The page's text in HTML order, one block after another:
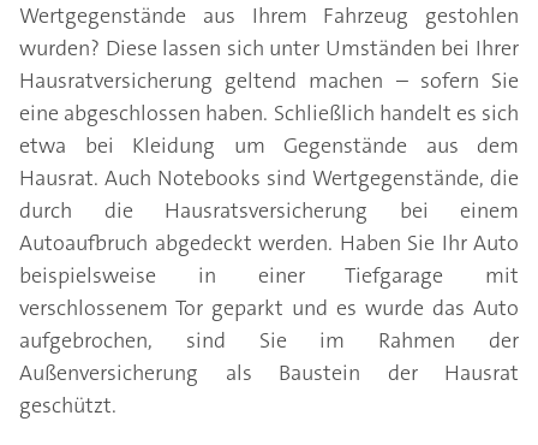
Wertgegenstände aus Ihrem Fahrzeug gestohlen
wurden? Diese lassen sich unter Umständen bei Ihrer
Hausratversicherung geltend machen – sofern Sie
eine abgeschlossen haben. Schließlich handelt es sich
etwa bei Kleidung um Gegenstände aus dem
Hausrat. Auch Notebooks sind Wertgegenstände, die
durch die Hausratsversicherung bei einem
Autoaufbruch abgedeckt werden. Haben Sie Ihr Auto
beispielsweise in einer Tiefgarage mit
verschlossenem Tor geparkt und es wurde das Auto
aufgebrochen, sind Sie im Rahmen der
Außenversicherung als Baustein der Hausrat
geschützt.